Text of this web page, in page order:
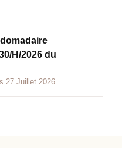
H/2026 du
27 Juillet 2026